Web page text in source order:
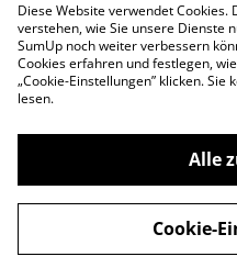
Öffnungszeiten
Impressum
Enchanté Store -
Diese Website verwendet
verstehen, wie Sie unsere Dienste
SumUp noch weiter verbessern
Cookies erfahren und festlegen,
„Cookie-Einstellungen” klicken. Sie
lesen.
Alle
Cookie-